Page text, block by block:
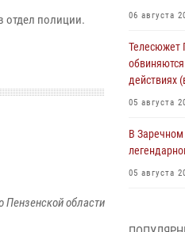
отдел полиции.
Пензенской области
06 августа
Телесюжет
действиях
05 августа
В
05 августа